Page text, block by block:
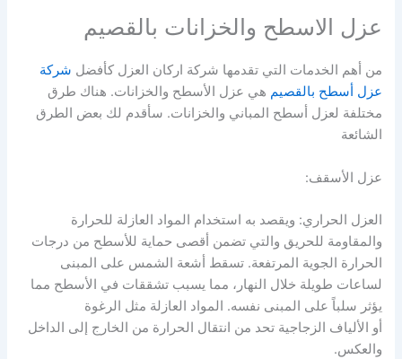
عزل الاسطح والخزانات بالقصيم
من أهم الخدمات التي تقدمها شركة اركان العزل كأفضل شركة
عزل أسطح بالقصيم هي عزل الأسطح والخزانات. هناك طرق
مختلفة لعزل أسطح المباني والخزانات. سأقدم لك بعض الطرق
الشائعة
عزل الأسقف:
العزل الحراري: ويقصد به استخدام المواد العازلة للحرارة
والمقاومة للحريق والتي تضمن أقصى حماية للأسطح من درجات
الحرارة الجوية المرتفعة. تسقط أشعة الشمس على المبنى
لساعات طويلة خلال النهار، مما يسبب تشققات في الأسطح مما
يؤثر سلباً على المبنى نفسه. المواد العازلة مثل الرغوة
أو الألياف الزجاجية تحد من انتقال الحرارة من الخارج إلى الداخل
والعكس.